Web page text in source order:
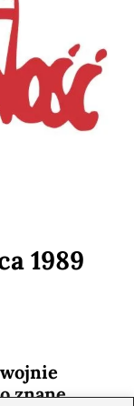
1989
znane